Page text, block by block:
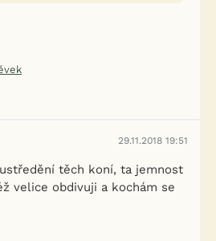
29.11.2018 19:51
těch koní, ta jemnost
velice obdivuji a kochám se